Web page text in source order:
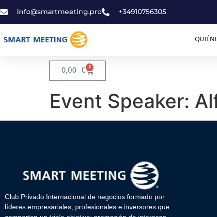
info@smartmeeting.pro +34910756305
0,00 € 0
Event Speaker:
Club Privado Internacional de negocios formado por
líderes empresariales, profesionales e inversores que